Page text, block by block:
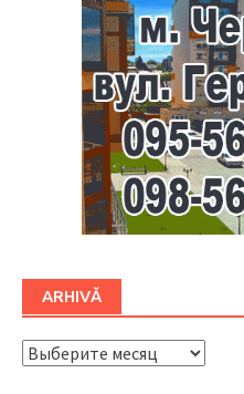
ARHIVĂ
ARHIVĂ